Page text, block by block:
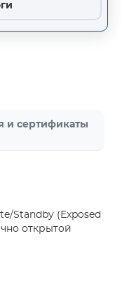
и сертификаты
Standby (Exposed
открытой